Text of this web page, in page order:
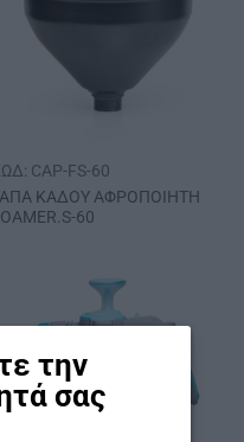
την
σας
CAP-FS-60
ΚΑΔΟΥ ΑΦΡΟΠΟΙΗΤΗ
60